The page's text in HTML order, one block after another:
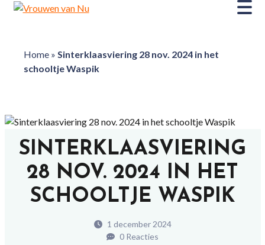
Home» Sinterklaasviering 28 nov. 2024 in het
schooltje Waspik
SINTERKLAASVIERING
28 NOV. 2024 IN HET
SCHOOLTJE WASPIK
1 december 2024
0 Reacties